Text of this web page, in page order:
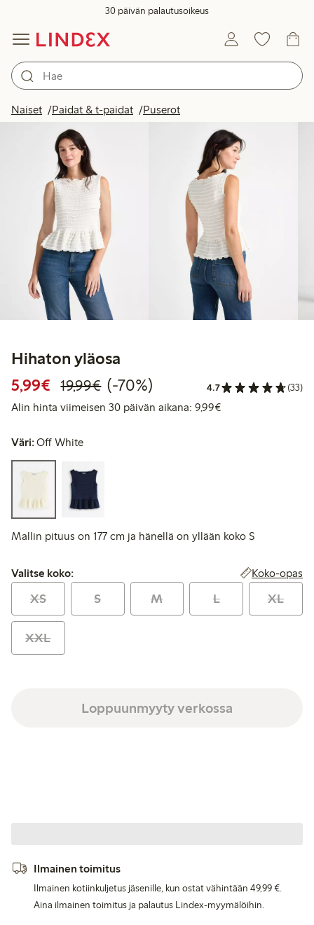
30 päivän palautusoikeus
Naiset Paidat & t-paidat Puserot
Hihaton yläosa
5,99€ Alennettu hinta: 5,99 €
19,99€Normaalihinta: 19,99 €
70% alennus
(-70%) 4.7 (33)
Alin hinta viimeisen 30 päivän aikana: 9,99€Alin hinta
Väri:Off White
Mallin pituus on 177 cm ja hänellä on yllään koko S
Valitse koko:
Valitse koko: Koko-opas
XS S M L XL
XXL
Loppuunmyyty verkossa
Ilmainen toimitus
Ilmainen kotiinkuljetus jäsenille, kun ostat vähintään 49,99 €.
Aina ilmainen toimitus ja palautus Lindex-myymälöihin.